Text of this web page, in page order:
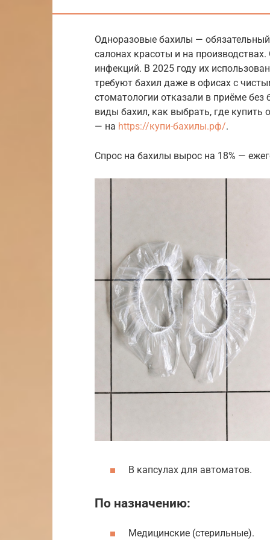
Одноразовые бахилы —
салонах красоты и на
инфекций. В 2025 году их
требуют бахил даже в офисах с
стоматологии отказали в приёме без
виды бахил, как выбрать, где
— на https://купи-бахилы.рф/.
Спрос на бахилы вырос на 18% —
В капсулах для автоматов.
По назначению:
Медицинские (стерильные).